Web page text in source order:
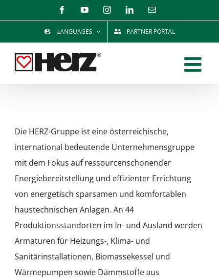
Inhalt
FacebookYouTubeInstagramLinkedInE-
LANGUAGES PARTNER PORTAL
Die HERZ-Gruppe ist eine österreichische,
international bedeutende Unternehmensgruppe
mit dem Fokus auf ressourcenschonender
Energiebereitstellung und effizienter Errichtung
von energetisch sparsamen und komfortablen
haustechnischen Anlagen. An 44
Produktionsstandorten im In- und Ausland werden
Armaturen für Heizungs-, Klima- und
Sanitärinstallationen, Biomassekessel und
Wärmepumpen sowie Dämmstoffe aus